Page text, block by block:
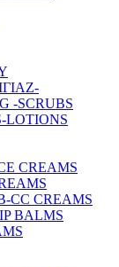
-SCRUBS
CREAMS
CREAMS
BALMS